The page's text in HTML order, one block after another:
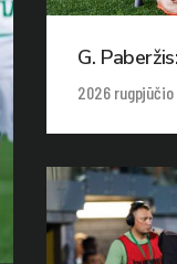
G.
2026 rugpjūčio